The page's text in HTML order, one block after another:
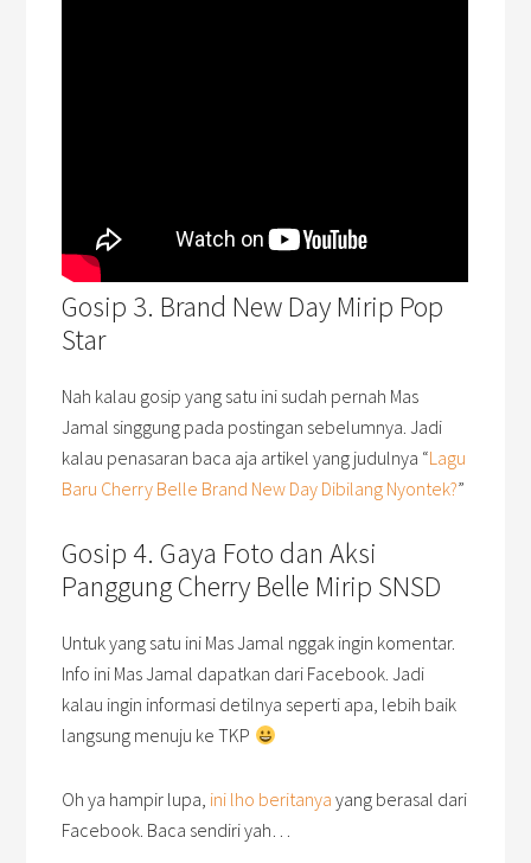
Gosip 3. Brand New Day Mirip Pop
Star
Nah kalau gosip yang satu ini sudah pernah Mas
Jamal singgung pada postingan sebelumnya. Jadi
kalau penasaran baca aja artikel yang judulnya “Lagu
Baru Cherry Belle Brand New Day Dibilang Nyontek?”
Gosip 4. Gaya Foto dan Aksi
Panggung Cherry Belle Mirip SNSD
Untuk yang satu ini Mas Jamal nggak ingin komentar.
Info ini Mas Jamal dapatkan dari Facebook. Jadi
kalau ingin informasi detilnya seperti apa, lebih baik
langsung menuju ke TKP
Oh ya hampir lupa, ini lho beritanya yang berasal dari
Facebook. Baca sendiri yah…